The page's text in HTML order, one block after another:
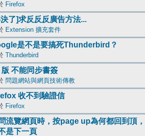
Firefox
決了]求反反反廣告方法...
Extension 擴充套件
是不是要搞死Thunderbird？
Thunderbird
不能同步書簽
問題網站與網頁技術傳教
收不到驗證信
Firefox
流覽網頁時，按page up為何都回到頂，
是下一頁